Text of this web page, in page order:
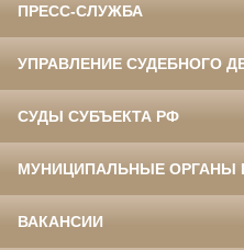
ПРЕСС-СЛУЖБА
УПРАВЛЕНИЕ СУДЕБНОГО
СУДЫ СУБЪЕКТА РФ
МУНИЦИПАЛЬНЫЕ ОРГАНЫ
ВАКАНСИИ